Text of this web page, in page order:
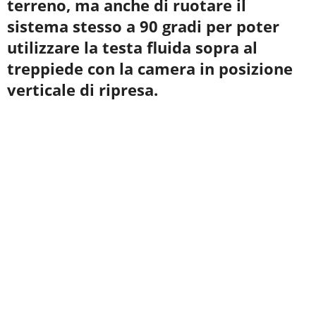
terreno, ma anche di ruotare il
sistema stesso a 90 gradi per poter
utilizzare la testa fluida sopra al
treppiede con la camera in posizione
verticale di ripresa.